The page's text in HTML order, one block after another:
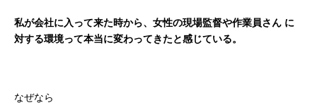
私が会社に入って来た時から、女性の現場監督や作業員さん に
対する環境って本当に変わってきたと感じている。
なぜなら